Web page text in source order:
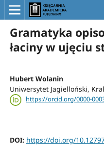
Gramatyka
łaciny w ujęciu
Hubert Wolanin
Uniwersytet Jagielloński,
https://orcid.org/0000-
DOI: https://doi.org/